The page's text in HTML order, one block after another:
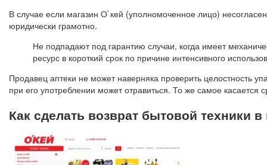
В случае если магазин О`кей (уполномоченное лицо)
юридически грамотно.
Не подпадают под гарантию случаи, когда имеет
ресурс в короткий срок по причине интенсивного
Продавец аптеки не может наверняка проверить целостность
при его употреблении может отравиться. То же самое
Как сделать возврат бытовой техники